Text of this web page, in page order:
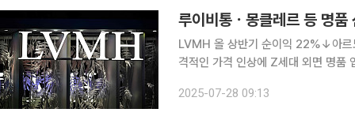
LVMH 올 상반기 순이익 22%↓아르
격적인 가격 인상에 Z세대 외면 명품 업계가 젊은 고객층 이탈 등 시장 구조 변화 탓에 매출 타격을
우려 중이다. 27일(현지시간)
2025-07-28 09:13